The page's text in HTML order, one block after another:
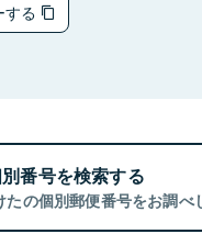
する
番号を検索する
の個別郵便番号をお調べ